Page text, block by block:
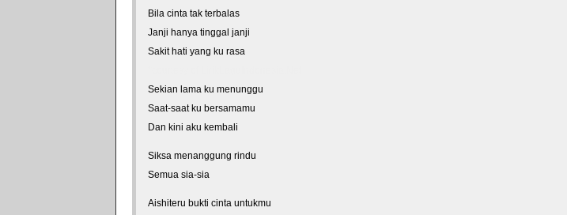
Bila cinta tak terbalas
Janji hanya tinggal janji
Sakit hati yang ku rasa
Sekian lama ku menunggu
Saat-saat ku bersamamu
Dan kini aku kembali
Siksa menanggung rindu
Semua sia-sia
Aishiteru bukti cinta untukmu